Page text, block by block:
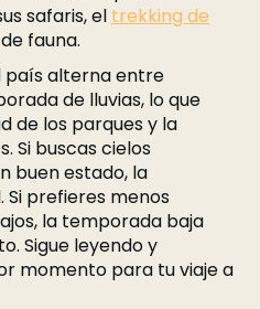
safaris, el trekking de
fauna.
país alterna entre
de lluvias, lo que
de los parques y la
Si buscas cielos
buen estado, la
prefieres menos
la temporada baja
Sigue leyendo y
momento para tu viaje a